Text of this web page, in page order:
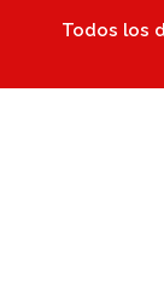
Todos los